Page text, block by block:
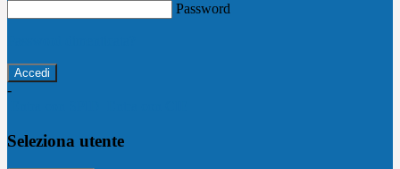
Password
-
Seleziona utente